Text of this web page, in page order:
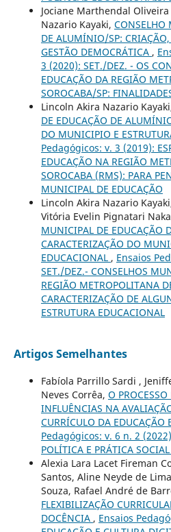
Jociane Marthendal
Nazario Kayaki, CONSELHO
DE ALUMÍNIO/SP:
GESTÃO DEMOCRÁTICA ,
3 (2020): SET./DEZ. - OS
EDUCAÇÃO DA REGIÃO
SOROCABA/SP:
Lincoln Akira Nazario
DE EDUCAÇÃO DE
DO MUNICIPIO E
Pedagógicos: v. 3 (2019):
EDUCAÇÃO NA REGIÃO
SOROCABA (RMS): PARA
MUNICIPAL DE EDUCAÇÃO
Lincoln Akira Nazario
Vitória Evelin Pignatari
MUNICIPAL DE EDUCAÇÃO
CARACTERIZAÇÃO DO
EDUCACIONAL , Ensaios
SET./DEZ.- CONSELHOS
REGIÃO METROPOLITANA
CARACTERIZAÇÃO DE
ESTRUTURA EDUCACIONAL
Artigos Semelhantes
Fabíola Parrillo Sardi ,
Neves Corrêa, O
INFLUÊNCIAS NA
CURRÍCULO DA EDUCAÇÃO
Pedagógicos: v. 6 n. 2
POLÍTICA E PRÁTICA
Alexia Lara Lacet Fireman
Santos, Aline Neyde de
Souza, Rafael André de
FLEXIBILIZAÇÃO
DOCÊNCIA , Ensaios